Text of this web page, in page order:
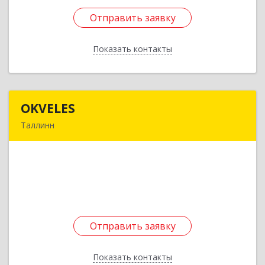
Отправить заявку
Показать контакты
Отправить заявку
Назад
OKVELES
Таллинн
Отправить заявку
Показать контакты
Отправить заявку
Назад